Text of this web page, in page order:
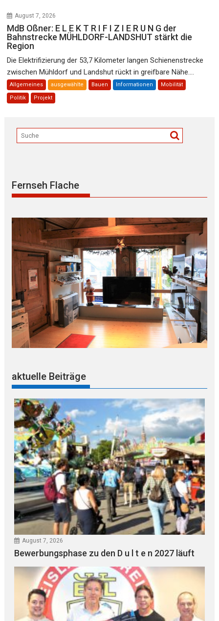
August 7, 2026
MdB Oßner: E L E K T R I F I Z I E R U N G der
Bahnstrecke MÜHLDORF-LANDSHUT stärkt die
Region
Die Elektrifizierung der 53,7 Kilometer langen Schienenstrecke
zwischen Mühldorf und Landshut rückt in greifbare Nähe....
Allgemeines ausgewählte Bauen Informationen Mobilität
Politik Projekt
Fernseh Flache
aktuelle Beiträge
August 7, 2026
Bewerbungsphase zu den D u l t e n 2027 läuft